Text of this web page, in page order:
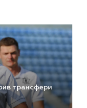
трансфери